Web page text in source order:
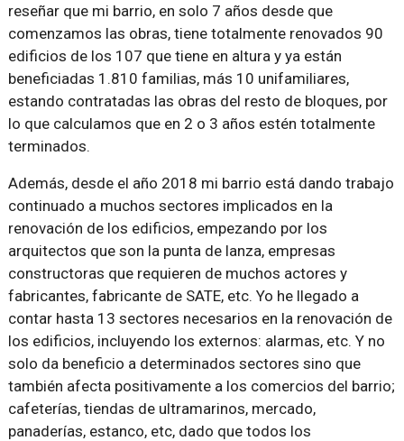
reseñar que mi barrio, en solo 7 años desde que
comenzamos las obras, tiene totalmente renovados 90
edificios de los 107 que tiene en altura y ya están
beneficiadas 1.810 familias, más 10 unifamiliares,
estando contratadas las obras del resto de bloques, por
lo que calculamos que en 2 o 3 años estén totalmente
terminados.
Además, desde el año 2018 mi barrio está dando trabajo
continuado a muchos sectores implicados en la
renovación de los edificios, empezando por los
arquitectos que son la punta de lanza, empresas
constructoras que requieren de muchos actores y
fabricantes, fabricante de SATE, etc. Yo he llegado a
contar hasta 13 sectores necesarios en la renovación de
los edificios, incluyendo los externos: alarmas, etc. Y no
solo da beneficio a determinados sectores sino que
también afecta positivamente a los comercios del barrio;
cafeterías, tiendas de ultramarinos, mercado,
panaderías, estanco, etc, dado que todos los